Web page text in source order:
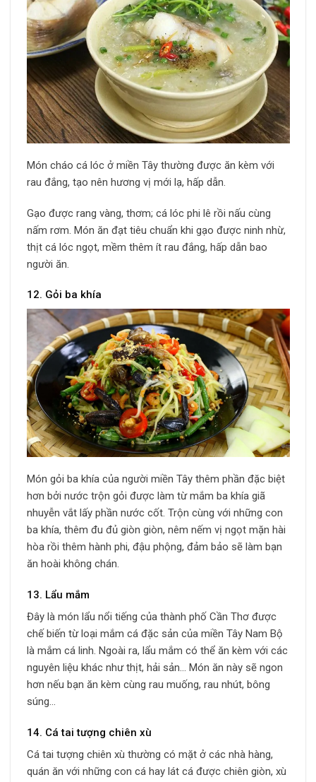
Món cháo cá lóc ở miền Tây thường được ăn kèm với
rau đắng, tạo nên hương vị mới lạ, hấp dẫn.
Gạo được rang vàng, thơm; cá lóc phi lê rồi nấu cùng
nấm rơm. Món ăn đạt tiêu chuẩn khi gạo được ninh nhừ,
thịt cá lóc ngọt, mềm thêm ít rau đắng, hấp dẫn bao
người ăn.
12. Gỏi ba khía
Món gỏi ba khía của người miền Tây thêm phần đặc biệt
hơn bởi nước trộn gỏi được làm từ mắm ba khía giã
nhuyễn vắt lấy phần nước cốt. Trộn cùng với những con
ba khía, thêm đu đủ giòn giòn, nêm nếm vị ngọt mặn hài
hòa rồi thêm hành phi, đậu phộng, đảm bảo sẽ làm bạn
ăn hoài không chán.
13. Lẩu mắm
Đây là món lẩu nổi tiếng của thành phố Cần Thơ được
chế biến từ loại mắm cá đặc sản của miền Tây Nam Bộ
là mắm cá linh. Ngoài ra, lẩu mắm có thể ăn kèm với các
nguyên liệu khác như thịt, hải sản… Món ăn này sẽ ngon
hơn nếu bạn ăn kèm cùng rau muống, rau nhút, bông
súng…
14. Cá tai tượng chiên xù
Cá tai tượng chiên xù thường có mặt ở các nhà hàng,
quán ăn với những con cá hay lát cá được chiên giòn, xù